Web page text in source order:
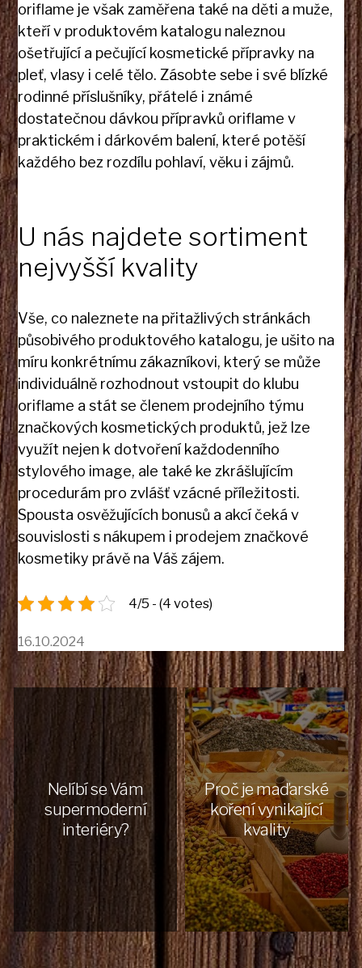
oriflame je však zaměřena také na děti a muže,
kteří v produktovém katalogu naleznou
ošetřující a pečující kosmetické přípravky na
pleť, vlasy i celé tělo. Zásobte sebe i své blízké
rodinné příslušníky, přátelé i známé
dostatečnou dávkou přípravků oriflame v
praktickém i dárkovém balení, které potěší
každého bez rozdílu pohlaví, věku i zájmů.
U nás najdete sortiment
nejvyšší kvality
Vše, co naleznete na přitažlivých stránkách
působivého produktového katalogu, je ušito na
míru konkrétnímu zákazníkovi, který se může
individuálně rozhodnout vstoupit do klubu
oriflame a stát se členem prodejního týmu
značkových kosmetických produktů, jež lze
využít nejen k dotvoření každodenního
stylového image, ale také ke zkrášlujícím
procedurám pro zvlášť vzácné příležitosti.
Spousta osvěžujících bonusů a akcí čeká v
souvislosti s nákupem i prodejem značkové
kosmetiky právě na Váš zájem.
4/5 - (4 votes)
16.10.2024
Nelíbí se Vám
supermoderní
interiéry?
Proč je maďarské
koření vynikající
kvality